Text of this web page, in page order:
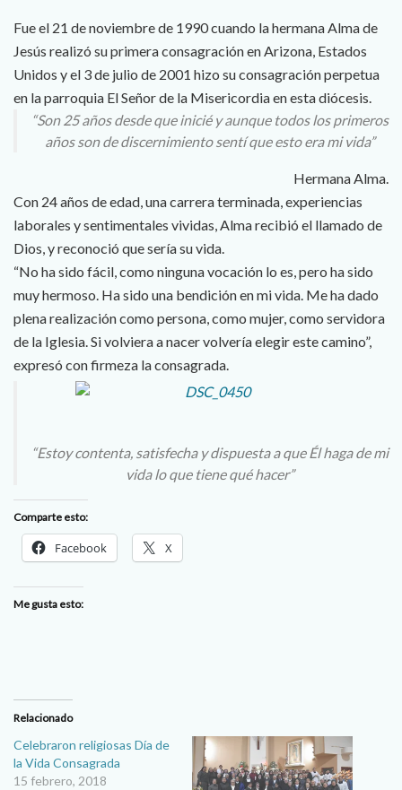
Fue el 21 de noviembre de 1990 cuando la hermana Alma de
Jesús realizó su primera consagración en Arizona, Estados
Unidos y el 3 de julio de 2001 hizo su consagración perpetua
en la parroquia El Señor de la Misericordia en esta diócesis.
“Son 25 años desde que inicié y aunque todos los primeros
años son de discernimiento sentí que esto era mi vida”
Hermana Alma.
Con 24 años de edad, una carrera terminada, experiencias
laborales y sentimentales vividas, Alma recibió el llamado de
Dios, y reconoció que sería su vida.
“No ha sido fácil, como ninguna vocación lo es, pero ha sido
muy hermoso. Ha sido una bendición en mi vida. Me ha dado
plena realización como persona, como mujer, como servidora
de la Iglesia. Si volviera a nacer volvería elegir este camino”,
expresó con firmeza la consagrada.
“Estoy contenta, satisfecha y dispuesta a que Él haga de mi
vida lo que tiene qué hacer”
Comparte esto:
Facebook X
Me gusta esto:
Relacionado
Celebraron religiosas Día de
la Vida Consagrada
15 febrero, 2018